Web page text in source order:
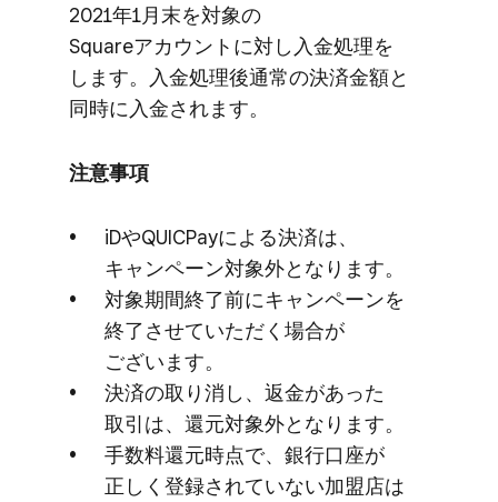
2021年1月末を​対象の​
Squareアカウントに​対し入金処理を​
します。​入金処理後通常の​決済金額と​
同時に​入金されます。
注意事項
iDや​QUICPayに​よる​決済は、​
キャンペーン対象外と​なります。
対象期間終了前に​キャンペーンを​
終了させていただく​場合が​
ございます。
決済の​取り消し、​返金が​あった​
取引は、​還元対象外と​なります。
手数料還元時点で、​銀行口座が​
正しく​登録されていない​加盟店は​